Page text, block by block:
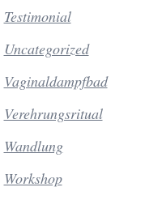
Testimonial
Uncategorized
Vaginaldampfbad
Verehrungsritual
Wandlung
Workshop